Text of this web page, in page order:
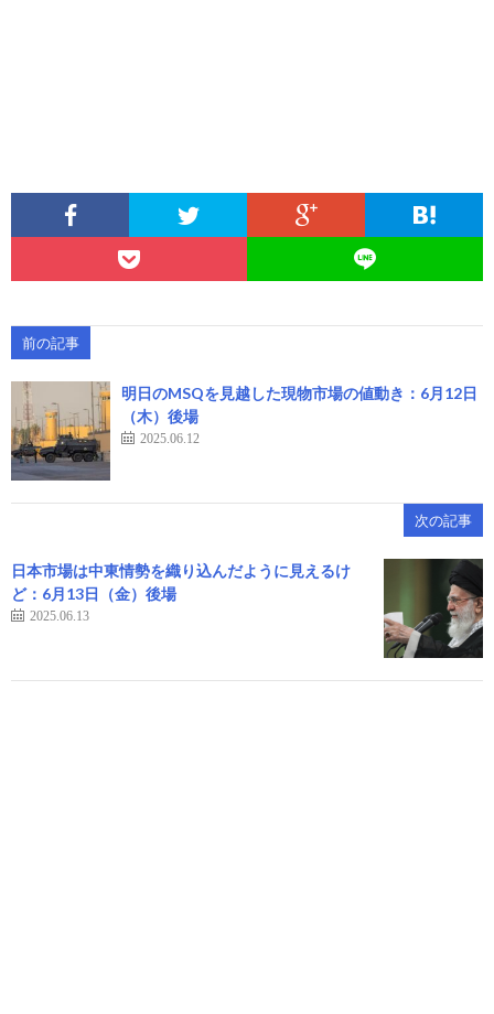
前の記事
明日のMSQを見越した現物市場の値動き：6月12日
（木）後場
2025.06.12
次の記事
日本市場は中東情勢を織り込んだように見えるけ
ど：6月13日（金）後場
2025.06.13